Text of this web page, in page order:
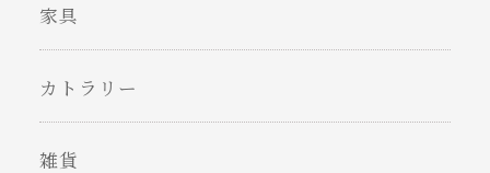
家具
カトラリー
雑貨